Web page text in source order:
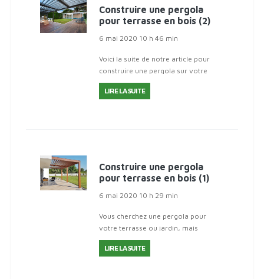
Construire une pergola
pour terrasse en bois (2)
6 mai 2020 10 h 46 min
Voici la suite de notre article pour
construire une pergola sur votre
terrasse en bois !4º.- Protéger et
donner de la couleur au
LIRE LA SUITE
Construire une pergola
pour terrasse en bois (1)
6 mai 2020 10 h 29 min
Vous cherchez une pergola pour
votre terrasse ou jardin, mais
n'atteignez pas le budget ? Ce
tutoriel vous montrera étape par
LIRE LA SUITE